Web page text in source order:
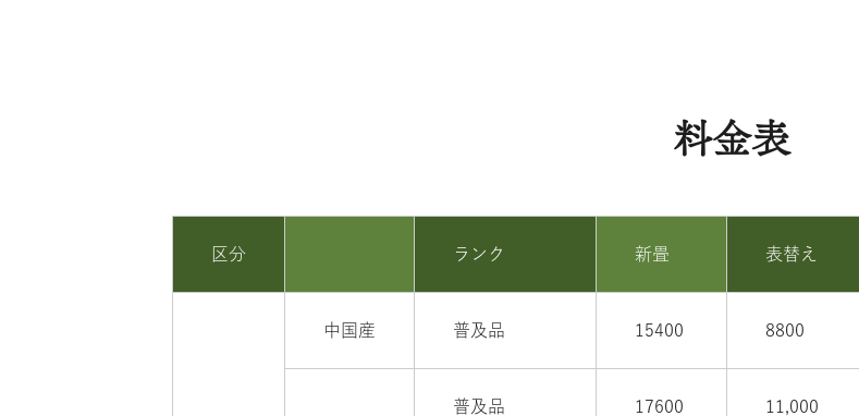
料金表
区分 ランク 新畳 表替え
中国産 普及品 15400 8800
普及品 17600 11,000